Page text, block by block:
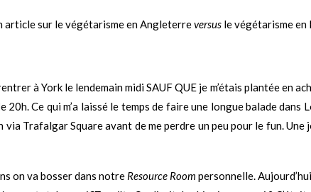
article sur le végétarisme en Angleterreversus le végétarisme en
à York le lendemain midi SAUF QUE je m’étais plantée en
20h. Ce qui m’a laissé le temps de faire une longue balade
Trafalgar Square avant de me perdre un peu pour le fun.
on va bosser dans notre Resource Room personnelle.